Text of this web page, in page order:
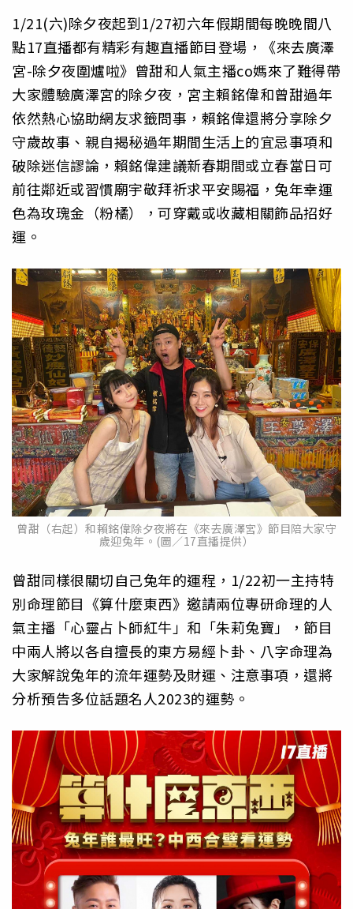
1/21(六)除夕夜起到1/27初六年假期間每晚晚間八
點17直播都有精彩有趣直播節目登場，《來去廣澤
宮-除夕夜圍爐啦》曾甜和人氣主播co媽來了難得帶
大家體驗廣澤宮的除夕夜，宮主賴銘偉和曾甜過年
依然熱心協助網友求籤問事，賴銘偉還將分享除夕
守歲故事、親自揭秘過年期間生活上的宜忌事項和
破除迷信謬論，賴銘偉建議新春期間或立春當日可
前往鄰近或習慣廟宇敬拜祈求平安賜福，兔年幸運
色為玫瑰金（粉橘），可穿戴或收藏相關飾品招好
運。
曾甜（右起）和賴銘偉除夕夜將在《來去廣澤宮》節目陪大家守
歲迎兔年。(圖／17直播提供）
曾甜同樣很關切自己兔年的運程，1/22初一主持特
別命理節目《算什麼東西》邀請兩位專研命理的人
氣主播「心靈占卜師紅牛」和「朱莉兔寶」，節目
中兩人將以各自擅長的東方易經卜卦、八字命理為
大家解說兔年的流年運勢及財運、注意事項，還將
分析預告多位話題名人2023的運勢。